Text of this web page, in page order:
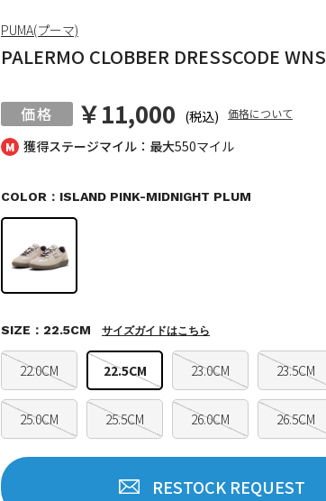
獲得ステージマイル：最大550マイル
PALERMO CLOBBER DRESSCODE WNS
￥11,000 (税込) 価格について
COLOR：ISLAND PINK-MIDNIGHT PLUM
22.0CM 22.5CM 23.0CM 23.5CM
25.0CM 25.5CM 26.0CM 26.5CM
SIZE：22.5CM サイズガイドはこちら
RESTOCK REQUEST
PUMA(プーマ)